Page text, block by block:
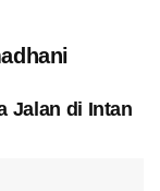
Jalan di Intan